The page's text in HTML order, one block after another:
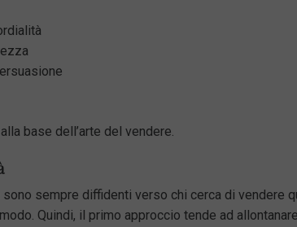
base dell’arte del vendere.
sempre diffidenti verso chi cerca di vendere
Quindi, il primo approccio tende ad